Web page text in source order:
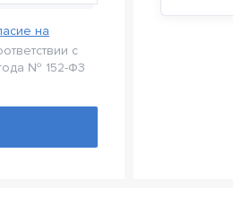
на
с
№ 152-Ф3